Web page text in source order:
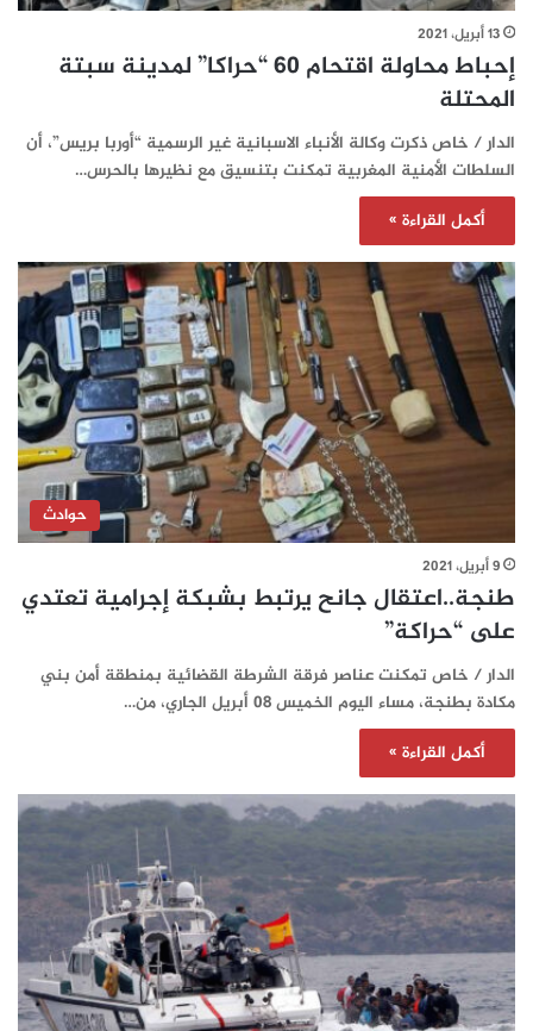
13 أبريل، 2021
إحباط محاولة اقتحام 60 “حراكا” لمدينة سبتة
المحتلة
الدار / خاص ذكرت وكالة الأنباء الاسبانية غير الرسمية “أوربا بريس”، أن
السلطات الأمنية المغربية تمكنت بتنسيق مع نظيرها بالحرس…
أكمل القراءة »
حوادث
9 أبريل، 2021
طنجة..اعتقال جانح يرتبط بشبكة إجرامية تعتدي
على “حراكة”
الدار / خاص تمكنت عناصر فرقة الشرطة القضائية بمنطقة أمن بني
مكادة بطنجة، مساء اليوم الخميس 08 أبريل الجاري، من…
أكمل القراءة »